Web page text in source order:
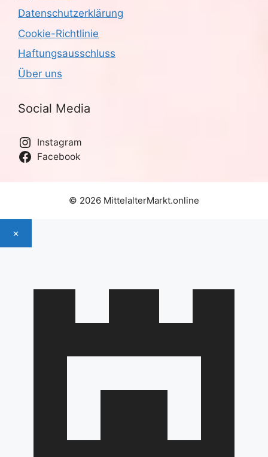
Datenschutzerklärung
Cookie-Richtlinie
Haftungsausschluss
Über uns
Social Media
Instagram
Facebook
© 2026 MittelalterMarkt.online
×